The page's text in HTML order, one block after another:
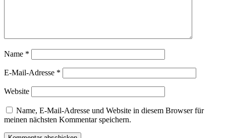
Name *
E-Mail-Adresse *
Website
Name, E-Mail-Adresse und Website in diesem Browser für
meinen nächsten Kommentar speichern.